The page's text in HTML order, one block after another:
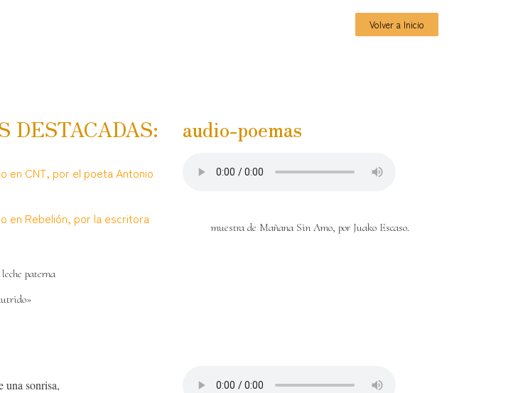
Volver a Inicio
DESTACADAS:
en CNT, por el poeta Antonio
en Rebelión, por la escritora
paterna
audio-poemas
muestra de Mañana Sin Amo, por Juako Escaso.
una sonrisa,